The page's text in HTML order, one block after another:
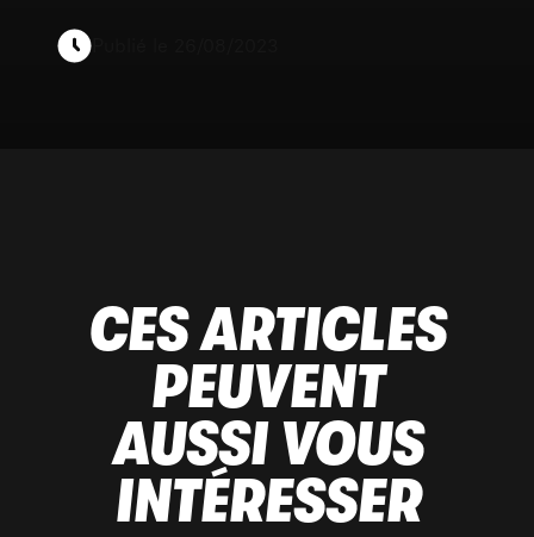
CES ARTICLES
PEUVENT
AUSSI VOUS
INTÉRESSER